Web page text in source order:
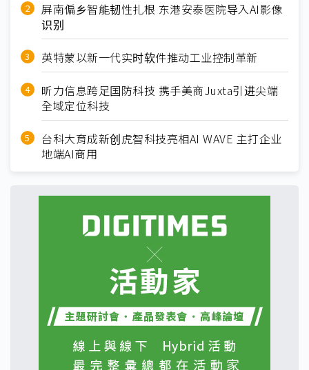
屏南偏乡智能韧性扎根 东港安泰医院导入AI影像
识别
英特蒙以新一代实时软件推动工业控制革新
昕力信息跨足国防科技 携手美商Juxta引进尖端
全域定位科技
台科大育成新创虎智科技亮相AI WAVE 主打企业
地端AI商用